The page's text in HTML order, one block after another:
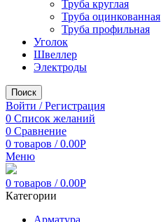
Труба круглая
Труба оцинкованная
Труба профильная
Уголок
Швеллер
Электроды
Поиск
Войти / Регистрация
0 Список желаний
0 Сравнение
0 товаров / 0.00Р
Меню
0 товаров / 0.00Р
Категории
Арматура